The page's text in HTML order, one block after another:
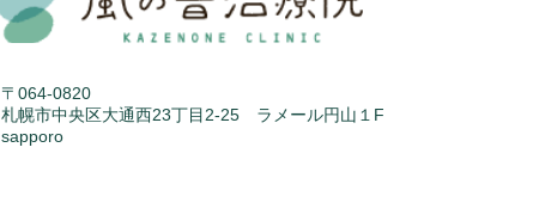
〒064-0820
札幌市中央区大通西23丁目2-25 ラメール円山１F
sapporo